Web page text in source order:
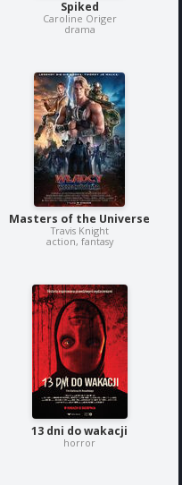
Spiked
Caroline Origer
drama
Masters of the Universe
Travis Knight
action, fantasy
13 dni do wakacji
horror